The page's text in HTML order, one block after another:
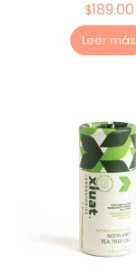
$189.00
Leer más